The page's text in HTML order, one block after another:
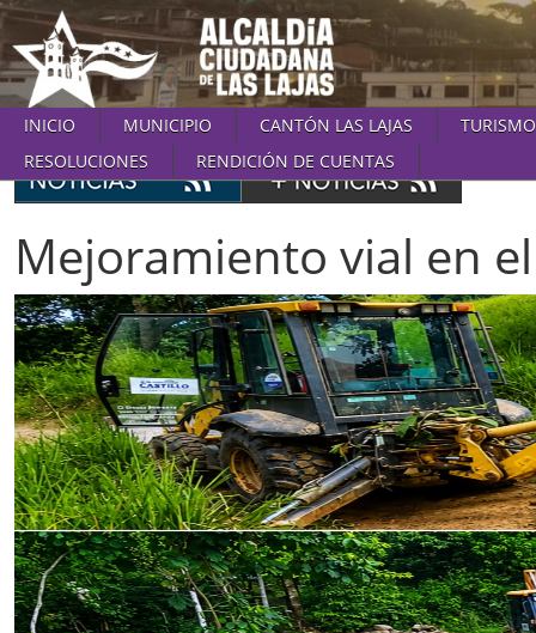
INICIO MUNICIPIO CANTÓN LAS LAJAS
TURISMO
RESOLUCIONES
RENDICIÓN DE CUENTAS
Mejoramiento vial en